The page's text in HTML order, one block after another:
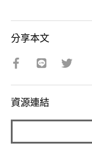
分享本文
資源連結